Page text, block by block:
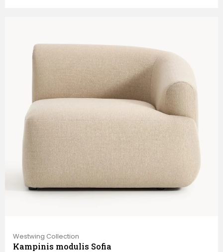
Westwing Collection
Kampinis modulis Sofia